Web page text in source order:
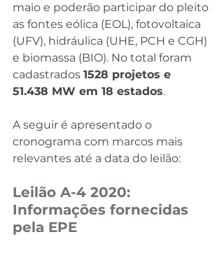
maio e poderão participar do pleito
as fontes eólica (EOL), fotovoltaica
(UFV), hidráulica (UHE, PCH e CGH)
e biomassa (BIO). No total foram
cadastrados 1528 projetos e
51.438 MW em 18 estados.
A seguir é apresentado o
cronograma com marcos mais
relevantes até a data do leilão:
Leilão A-4 2020:
Informações fornecidas
pela EPE